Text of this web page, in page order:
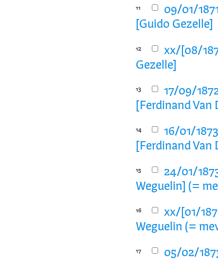
11
09/01/
[Guido Gezelle]
12
xx/[08/
Gezelle]
13
17/09/
[Ferdinand
14
16/01/
[Ferdinand
15
24/01/
Weguelin] (=
16
xx/[01/
Weguelin (=
17
05/02/